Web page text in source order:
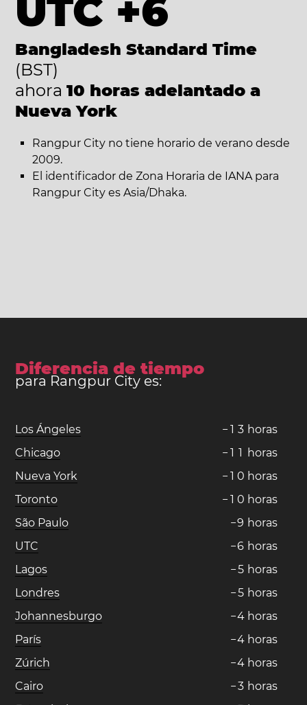
UTC +6
Bangladesh Standard Time
(BST)
ahora 10 horas adelantado a
Nueva York
Rangpur City no tiene horario de verano desde
2009.
El identificador de Zona Horaria de IANA para
Rangpur City es Asia/Dhaka.
Diferencia de tiempo
para Rangpur City es:
Los Ángeles − 1 3 horas
Chicago
− 1 1 horas
Nueva York
− 1 0 horas
Toronto
− 1 0 horas
São Paulo
−9 horas
UTC
−6 horas
Lagos
−5 horas
Londres
−5 horas
Johannesburgo
−4 horas
París
−4 horas
Zúrich
−4 horas
Cairo
−3 horas